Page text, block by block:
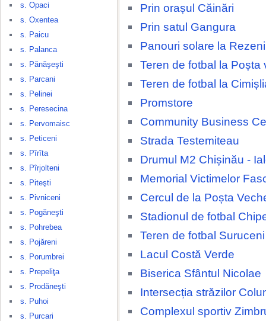
s. Opaci
s. Oxentea
s. Paicu
s. Palanca
s. Pănăşeşti
s. Parcani
s. Pelinei
s. Peresecina
s. Pervomaisc
s. Peticeni
s. Pîrîta
s. Pîrjolteni
s. Piteşti
s. Pivniceni
s. Pogăneşti
s. Pohrebea
s. Pojăreni
s. Porumbrei
s. Prepeliţa
s. Prodăneşti
s. Puhoi
s. Purcari
Prin orașul Căinări
Prin satul Gangura
Panouri solare la Rezeni
Teren de fotbal la Poșta
Teren de fotbal la
Promstore
Community Business
Strada Testemiteau
Drumul M2 Chișinău -
Memorial Victimelor
Cercul de la Poșta
Stadionul de fotbal
Teren de fotbal Suruceni
Lacul Costă Verde
Biserica Sfântul Nicolae
Intersecția străzilor
Complexul sportiv